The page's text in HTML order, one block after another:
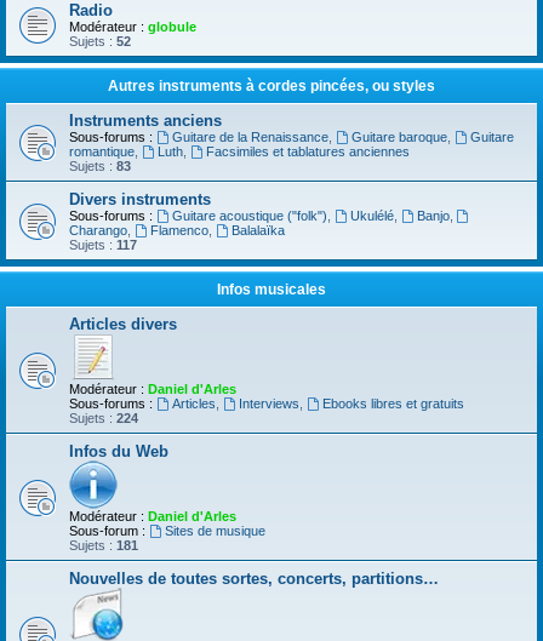
Radio
Modérateur : globule
Sujets : 52
Autres instruments à cordes pincées, ou styles
Instruments anciens
Sous-forums : Guitare de la Renaissance, Guitare baroque,
Guitare
romantique
Luth,
Facsimiles et tablatures anciennes
Sujets : 83
Divers instruments
Sous-forums : Guitare acoustique ("folk") Ukulélé, Banjo,
Charango
Flamenco,
Balalaïka
Sujets : 117
Infos musicales
Articles divers
Modérateur : Daniel d'Arles
Sous-forums :
Articles Interviews
Ebooks libres et gratuits
Sujets : 224
Infos du Web
Modérateur : Daniel d'Arles
Sous-forum :
Sites de musique
Sujets : 181
Nouvelles de toutes sortes, concerts, partitions…